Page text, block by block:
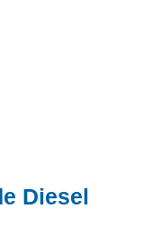
Diesel